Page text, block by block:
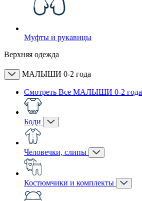
Муфты и рукавицы
Верхняя одежда
МАЛЫШИ 0-2 года
Смотреть Все МАЛЫШИ 0-2 года
Боди
Человечки, слипы
Костюмчики и комплекты